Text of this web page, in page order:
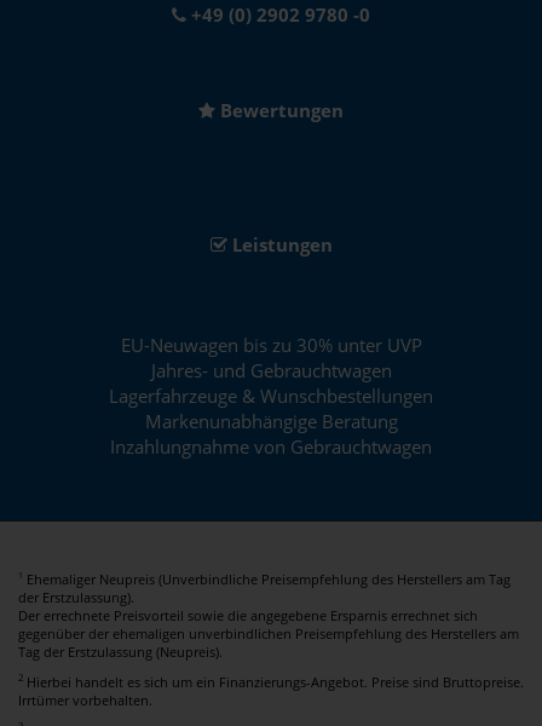
+49 (0) 2902 9780 -0
Bewertungen
Leistungen
EU-Neuwagen bis zu 30% unter UVP
Jahres- und Gebrauchtwagen
Lagerfahrzeuge & Wunschbestellungen
Markenunabhängige Beratung
Inzahlungnahme von Gebrauchtwagen
1
Ehemaliger Neupreis (Unverbindliche Preisempfehlung des Herstellers am Tag
der Erstzulassung).
Der errechnete Preisvorteil sowie die angegebene Ersparnis errechnet sich
gegenüber der ehemaligen unverbindlichen Preisempfehlung des Herstellers am
Tag der Erstzulassung (Neupreis).
2 Hierbei handelt es sich um ein Finanzierungs-Angebot. Preise sind Bruttopreise.
Irrtümer vorbehalten.